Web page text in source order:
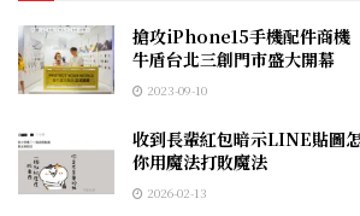
搶攻iPhone15手機配件商
牛盾台北三創門市盛大開幕
2023-09-10
收到長輩紅包暗示LINE貼圖
你用魔法打敗魔法
2026-02-13